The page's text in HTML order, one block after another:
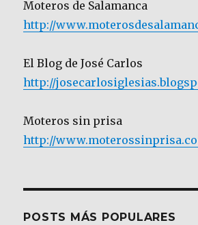
Moteros de Salamanca
http://
El Blog de José Carlos
http://
Moteros sin prisa
http://
POSTS MÁS POPULARES